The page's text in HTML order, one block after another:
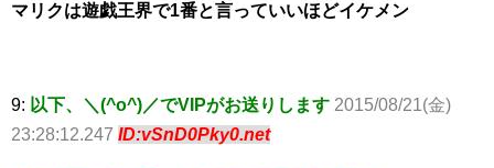
マリクは遊戯王界で1番と言っていいほどイケメン
9: 以下、＼(^o^)／でVIPがお送りします 2015/08/21(金)
23:28:12.247 ID:vSnD0Pky0.net